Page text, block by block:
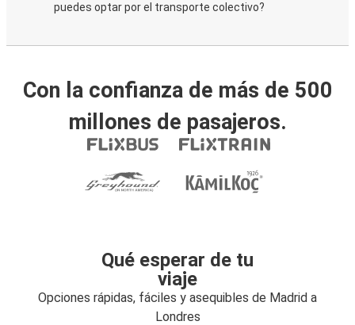
puedes optar por el transporte colectivo?
Con la confianza de más de 500
millones de pasajeros.
Qué esperar de tu
viaje
Opciones rápidas, fáciles y asequibles de Madrid a
Londres